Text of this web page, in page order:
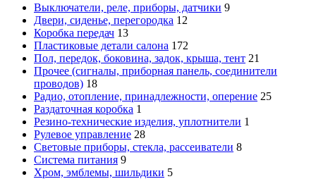
Выключатели, реле, приборы, датчики 9
Двери, сиденье, перегородка 12
Коробка передач 13
Пластиковые детали салона 172
Пол, передок, боковина, задок, крыша, тент 21
Прочее (сигналы, приборная панель, соединители
проводов) 18
Радио, отопление, принадлежности, оперение 25
Раздаточная коробка 1
Резино-технические изделия, уплотнители 1
Рулевое управление 28
Световые приборы, стекла, рассеиватели 8
Система питания 9
Хром, эмблемы, шильдики 5